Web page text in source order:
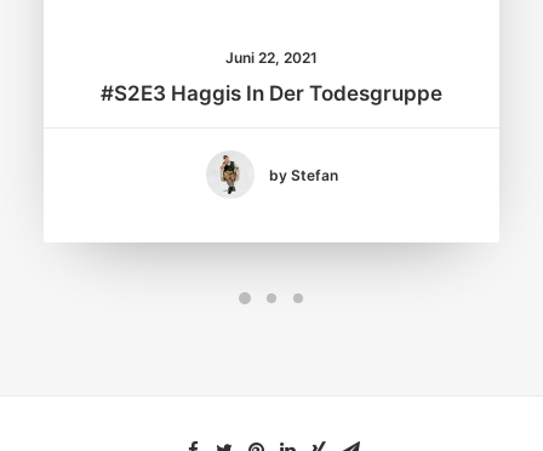
Juni 22, 2021
#S2E3 Haggis In Der Todesgruppe
by Stefan